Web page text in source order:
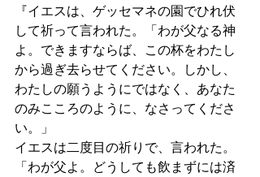
『イエスは、ゲッセマネの園でひれ伏
して祈って言われた。「わが父なる神
よ。できますならば、この杯をわたし
から過ぎ去らせてください。しかし、
わたしの願うようにではなく、あなた
のみこころのように、なさってくださ
い。」
イエスは二度目の祈りで、言われた。
「わが父よ。どうしても飲まずには済